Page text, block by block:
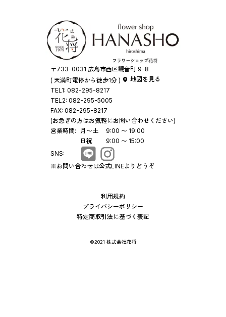
〒733-0031 広島市西区観音町 9-8
( 天満町電停から徒歩1分 )
地図を見る
TEL1: 082-295-8217
TEL2: 082-295-5005
FAX: 082-295-8217
(お急ぎの方はお気軽にお問い合わせください)
営業時間:
月〜土
9:00 〜 19:00
日祝
9:00 〜 15:00
SNS:
※お問い合わせは公式LINEよりどうぞ
利用規約
プライバシーポリシー
特定商取引法に基づく表記
©2021 株式会社花将